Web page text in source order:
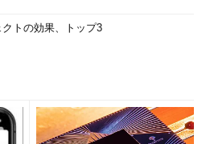
トの効果、トップ3